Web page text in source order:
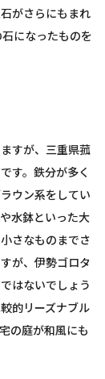
がさらにもまれ
になったものを
すが、三重県菰
す。鉄分が多く
ウン系をしてい
水鉢といった大
さなものまでさ
が、伊勢ゴロタ
はないでしょう
的リーズナブル
の庭が和風にも